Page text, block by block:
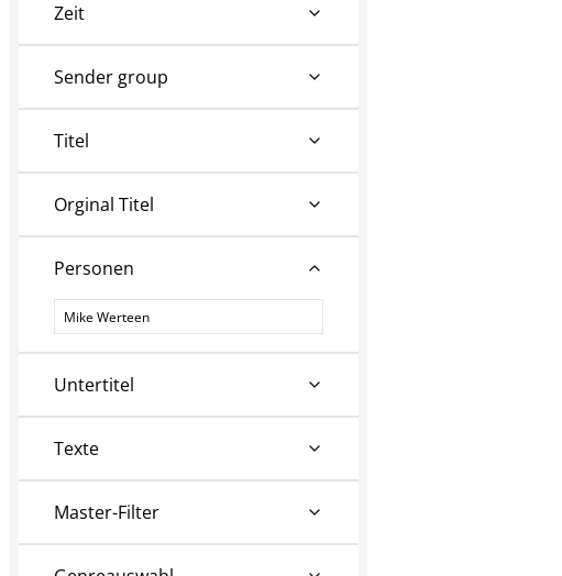
Zeit
Sender group
Titel
Orginal Titel
Personen
Personen
Untertitel
Texte
Master-Filter